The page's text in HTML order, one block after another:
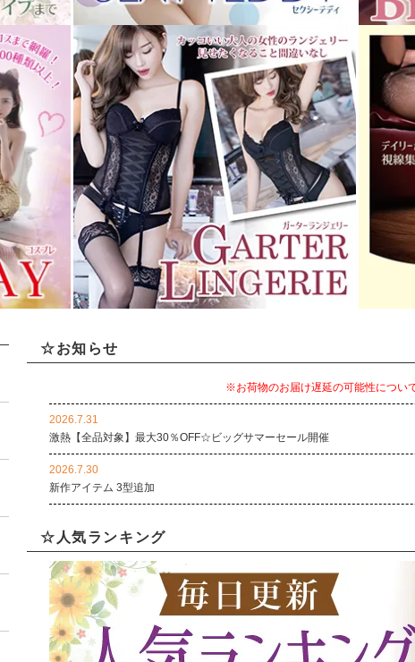
☆お知らせ
※お荷物のお届け遅延の可能性につい
2026.7.31
激熱【全品対象】最大30％OFF☆ビッグサマーセール開催
2026.7.30
新作アイテム 3型追加
買うほどにお得！最大30％OFF！ステップアップクーポンセール！
2026.7.23
新作アイテム 3型追加
2026.7.18
海の日スペシャル！10％OFFクーポン配布【W割引チャンス】
☆人気ランキング